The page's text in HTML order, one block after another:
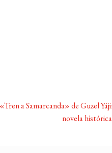
Siguiente:
«Tren a Samarcanda» de Guzel
novela